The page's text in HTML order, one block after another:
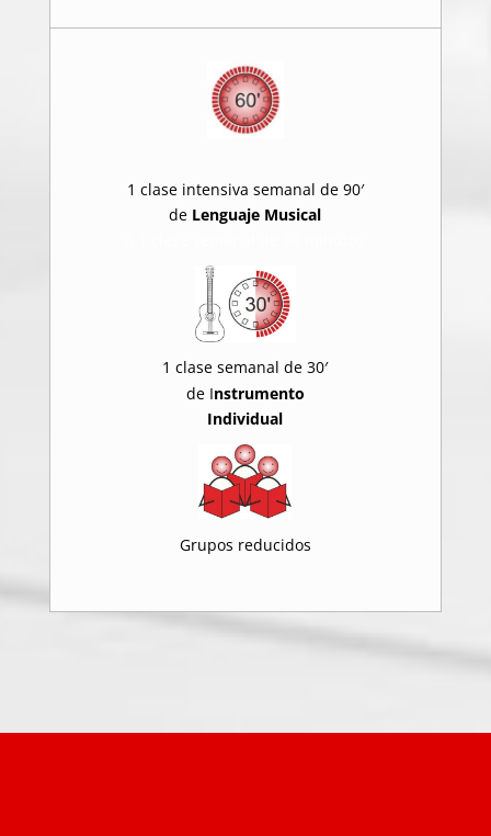
1 clase intensiva semanal de 90′
de Lenguaje Musical
1 clase semanal de 30′
de Instrumento
Individual
Grupos reducidos